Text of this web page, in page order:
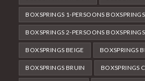
BOXSPRINGS 1-PERSOONS BOXSPRINGS
BOXSPRINGS 2-PERSOONS BOXSPRINGS
BOXSPRINGS BEIGE BOXSPRINGS
BOXSPRINGS BRUIN BOXSPRINGS